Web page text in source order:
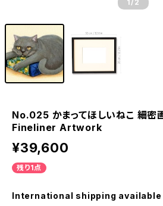
1 /2
No.025 かまってほしいねこ 細
Fineliner Artwork
¥39,600
残り1点
International shipping available